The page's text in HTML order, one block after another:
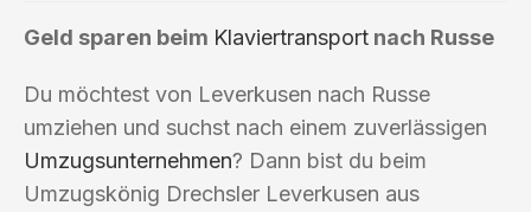
Geld sparen beim Klaviertransport nach Russe
Du möchtest von Leverkusen nach Russe
umziehen und suchst nach einem zuverlässigen
Umzugsunternehmen? Dann bist du beim
Umzugskönig Drechsler Leverkusen aus